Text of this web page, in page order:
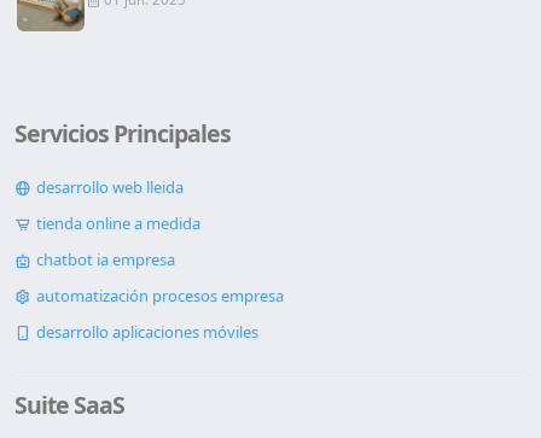
Servicios Principales
desarrollo web lleida
tienda online a medida
chatbot ia empresa
automatización procesos empresa
desarrollo aplicaciones móviles
Suite SaaS